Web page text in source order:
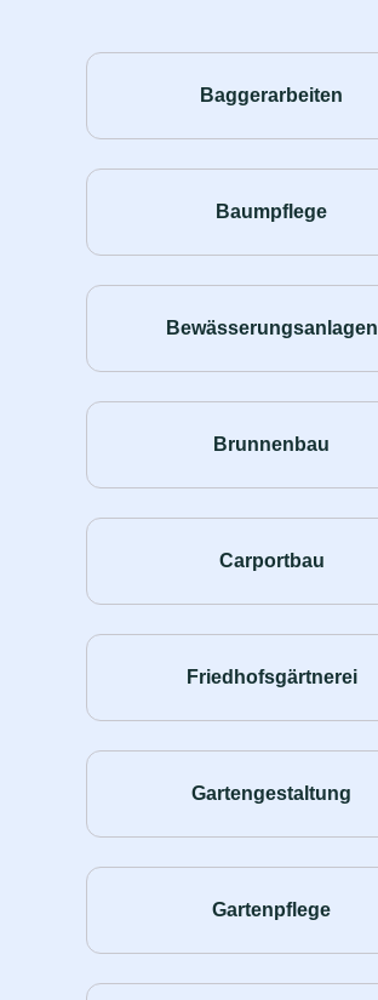
Baggerarbeiten
Baumpflege
Bewässerungsanlagen
Brunnenbau
Carportbau
Friedhofsgärtnerei
Gartengestaltung
Gartenpflege